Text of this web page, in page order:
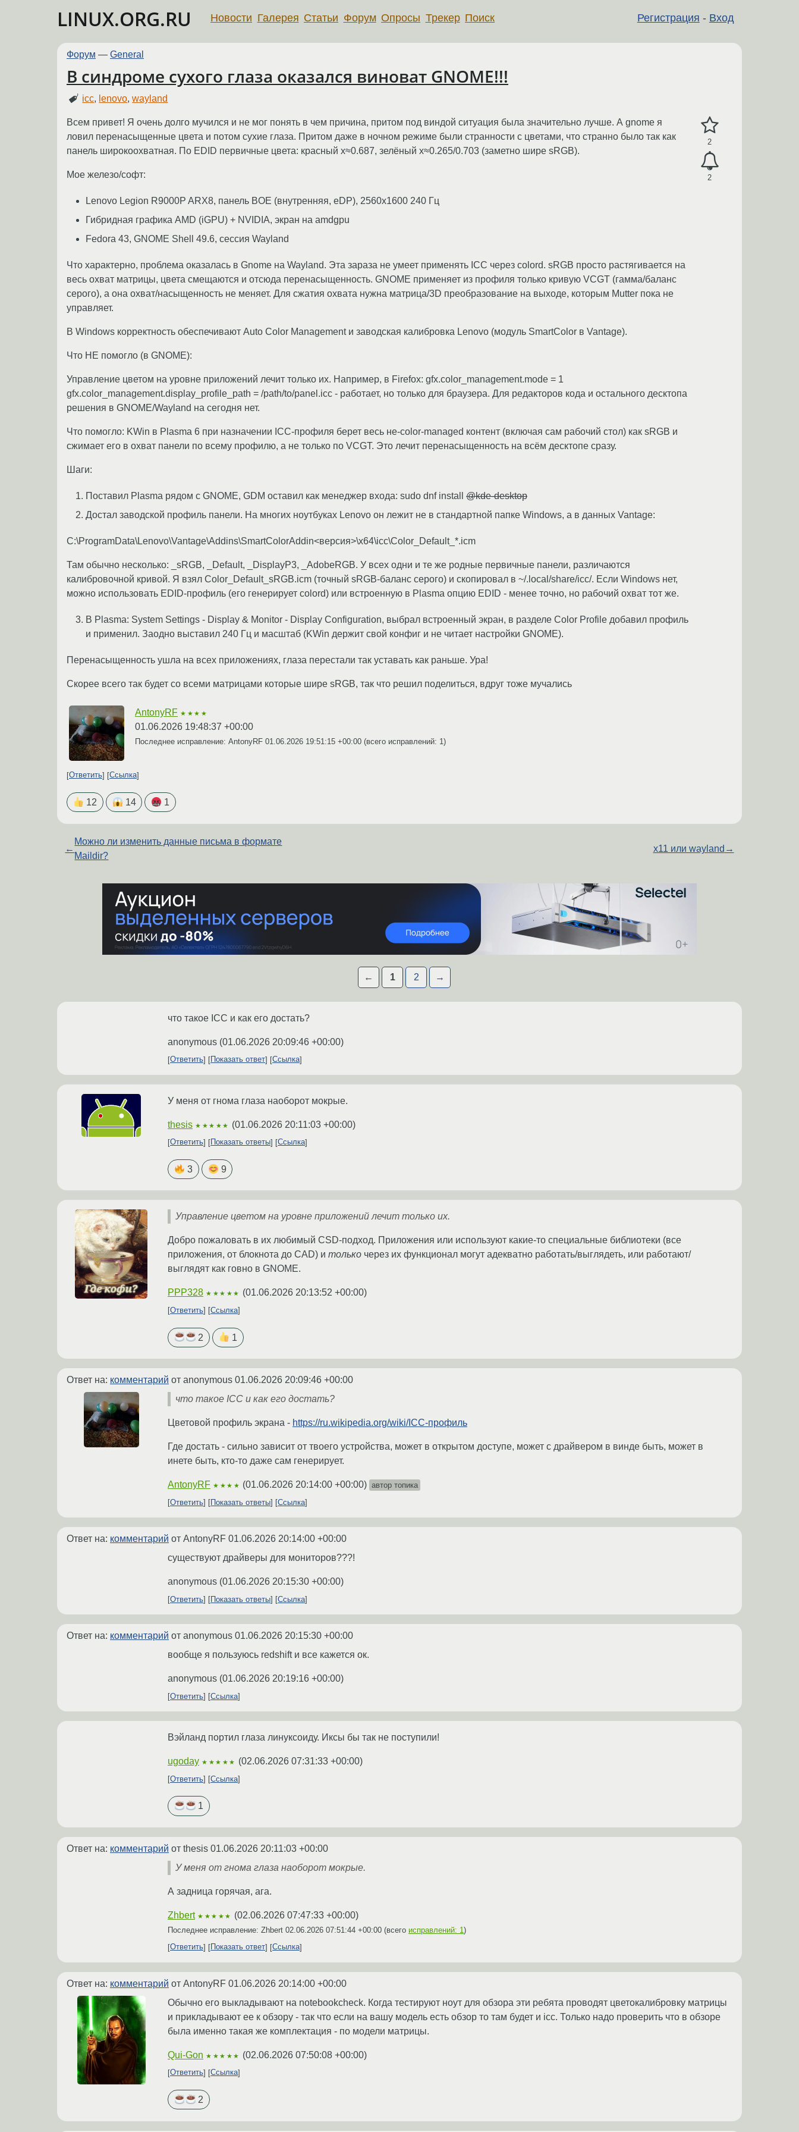
LINUX.ORG.RU Регистрация - Вход
Новости Галерея Статьи Форум Опросы Трекер Поиск
Форум — General
В синдроме сухого глаза оказался виноват GNOME!!!
icc, lenovo,wayland
2
2
Всем привет! Я очень долго мучился и не мог понять в чем причина, притом под виндой ситуация была значительно лучше. А gnome я
ловил перенасыщенные цвета и потом сухие глаза. Притом даже в ночном режиме были странности с цветами, что странно было так как
панель широкоохватная. По EDID первичные цвета: красный x≈0.687, зелёный x≈0.265/0.703 (заметно шире sRGB).
Мое железо/софт:
Lenovo Legion R9000P ARX8, панель BOE (внутренняя, eDP), 2560x1600 240 Гц
Гибридная графика AMD (iGPU) + NVIDIA, экран на amdgpu
Fedora 43, GNOME Shell 49.6, сессия Wayland
Что характерно, проблема оказалась в Gnome на Wayland. Эта зараза не умеет применять ICC через colord. sRGB просто растягивается на
весь охват матрицы, цвета смещаются и отсюда перенасыщенность. GNOME применяет из профиля только кривую VCGT (гамма/баланс
серого), а она охват/насыщенность не меняет. Для сжатия охвата нужна матрица/3D преобразование на выходе, которым Mutter пока не
управляет.
В Windows корректность обеспечивают Auto Color Management и заводская калибровка Lenovo (модуль SmartColor в Vantage).
Что НЕ помогло (в GNOME):
Управление цветом на уровне приложений лечит только их. Например, в Firefox: gfx.color_management.mode = 1
gfx.color_management.display_profile_path = /path/to/panel.icc - работает, но только для браузера. Для редакторов кода и остального десктопа
решения в GNOME/Wayland на сегодня нет.
Что помогло: KWin в Plasma 6 при назначении ICC-профиля берет весь не-color-managed контент (включая сам рабочий стол) как sRGB и
сжимает его в охват панели по всему профилю, а не только по VCGT. Это лечит перенасыщенность на всём десктопе сразу.
Шаги:
Поставил Plasma рядом с GNOME, GDM оставил как менеджер входа: sudo dnf install @kde-desktop
Достал заводской профиль панели. На многих ноутбуках Lenovo он лежит не в стандартной папке Windows, а в данных Vantage:
C:\ProgramData\Lenovo\Vantage\Addins\SmartColorAddin<версия>\x64\icc\Color_Default_*.icm
Там обычно несколько: _sRGB, _Default, _DisplayP3, _AdobeRGB. У всех одни и те же родные первичные панели, различаются
калибровочной кривой. Я взял Color_Default_sRGB.icm (точный sRGB-баланс серого) и скопировал в ~/.local/share/icc/. Если Windows нет,
можно использовать EDID-профиль (его генерирует colord) или встроенную в Plasma опцию EDID - менее точно, но рабочий охват тот же.
В Plasma: System Settings - Display & Monitor - Display Configuration, выбрал встроенный экран, в разделе Color Profile добавил профиль
и применил. Заодно выставил 240 Гц и масштаб (KWin держит свой конфиг и не читает настройки GNOME).
Перенасыщенность ушла на всех приложениях, глаза перестали так уставать как раньше. Ура!
Скорее всего так будет со всеми матрицами которые шире sRGB, так что решил поделиться, вдруг тоже мучались
AntonyRF ★★★★
01.06.2026 19:48:37 +00:00
Последнее исправление: AntonyRF 01.06.2026 19:51:15 +00:00 (всего исправлений: 1)
Ответить Ссылка
12 14 1
←
Можно ли изменить данные письма в формате
Maildir?
x11 или wayland →
← 1 2 →
что такое ICC и как его достать?
anonymous (01.06.2026 20:09:46 +00:00)
Ответить Показать ответ Ссылка
У меня от гнома глаза наоборот мокрые.
thesis ★★★★★ (01.06.2026 20:11:03 +00:00)
Ответить Показать ответы Ссылка
3 9
Управление цветом на уровне приложений лечит только их.
Добро пожаловать в их любимый CSD-подход. Приложения или используют какие-то специальные библиотеки (все
приложения, от блокнота до CAD) и только через их функционал могут адекватно работать/выглядеть, или работают/
выглядят как говно в GNOME.
PPP328 ★★★★★ (01.06.2026 20:13:52 +00:00)
Ответить Ссылка
2 1
Ответ на: комментарий от anonymous 01.06.2026 20:09:46 +00:00
что такое ICC и как его достать?
Цветовой профиль экрана - https://ru.wikipedia.org/wiki/ICC-профиль
Где достать - сильно зависит от твоего устройства, может в открытом доступе, может с драйвером в винде быть, может в
инете быть, кто-то даже сам генерирует.
AntonyRF ★★★★ (01.06.2026 20:14:00 +00:00) автор топика
Ответить
Показать ответы Ссылка
Ответ на: комментарий от AntonyRF 01.06.2026 20:14:00 +00:00
существуют драйверы для мониторов???!
anonymous (01.06.2026 20:15:30 +00:00)
Ответить Показать ответы Ссылка
Ответ на: комментарий от anonymous 01.06.2026 20:15:30 +00:00
вообще я пользуюсь redshift и все кажется ок.
anonymous (01.06.2026 20:19:16 +00:00)
Ответить Ссылка
Вэйланд портил глаза линуксоиду. Иксы бы так не поступили!
ugoday ★★★★★ (02.06.2026 07:31:33 +00:00)
Ответить Ссылка
1
Ответ на: комментарий от thesis 01.06.2026 20:11:03 +00:00
У меня от гнома глаза наоборот мокрые.
А задница горячая, ага.
Zhbert ★★★★★ (02.06.2026 07:47:33 +00:00)
Последнее исправление: Zhbert 02.06.2026 07:51:44 +00:00 (всего исправлений: 1 )
Ответить
Показать ответ Ссылка
Ответ на: комментарий от AntonyRF 01.06.2026 20:14:00 +00:00
Обычно его выкладывают на notebookcheck. Когда тестируют ноут для обзора эти ребята проводят цветокалибровку матрицы
и прикладывают ее к обзору - так что если на вашу модель есть обзор то там будет и icc. Только надо проверить что в обзоре
была именно такая же комплектация - по модели матрицы.
Qui-Gon ★★★★★ (02.06.2026 07:50:08 +00:00)
Ответить Ссылка
2